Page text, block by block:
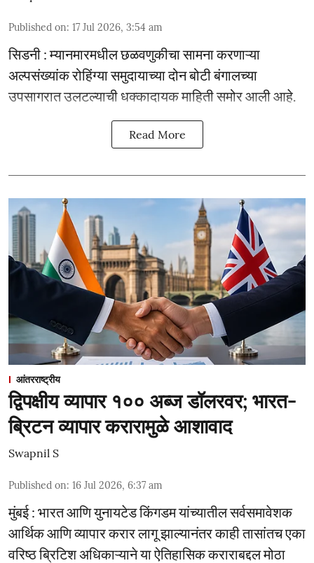
Published on: 17 Jul 2026, 3:54 am
सिडनी : म्यानमारमधील छळवणुकीचा सामना करणाऱ्या
अल्पसंख्यांक रोहिंग्या समुदायाच्या दोन बोटी बंगालच्या
उपसागरात उलटल्याची धक्कादायक माहिती समोर आली आहे.
Read More
आंतरराष्ट्रीय
द्विपक्षीय व्यापार १०० अब्ज डॉलरवर; भारत-
ब्रिटन व्यापार करारामुळे आशावाद
Swapnil S
Published on: 16 Jul 2026, 6:37 am
मुंबई : भारत आणि युनायटेड किंगडम यांच्यातील सर्वसमावेशक
आर्थिक आणि व्यापार करार लागू झाल्यानंतर काही तासांतच एका
वरिष्ठ ब्रिटिश अधिकाऱ्याने या ऐतिहासिक कराराबद्दल मोठा